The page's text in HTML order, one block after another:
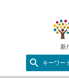
新
キーワー